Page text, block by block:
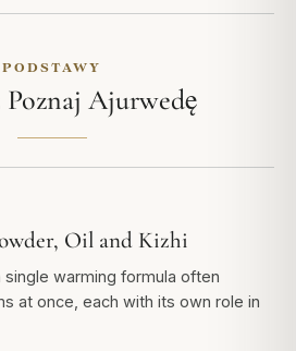
PODSTAWY
Poznaj Ajurwedę
Oil and Kizhi
single warming formula often
at once, each with its own role in